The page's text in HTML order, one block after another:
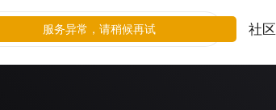
社区
服务异常，请稍候再试